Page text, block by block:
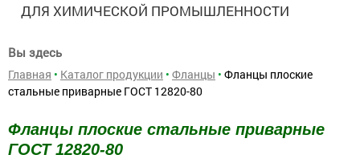
ДЛЯ ХИМИЧЕСКОЙ ПРОМЫШЛЕННОСТИ
Вы здесь
Главная • Каталог продукции • Фланцы • Фланцы плоские
стальные приварные ГОСТ 12820-80
Фланцы плоские стальные приварные
ГОСТ 12820-80